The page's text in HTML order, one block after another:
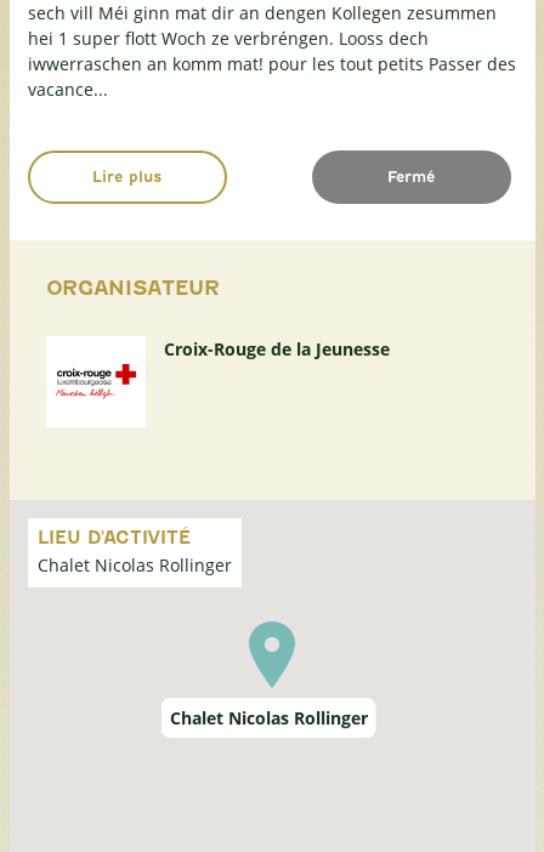
sech vill Méi ginn mat dir an dengen Kollegen zesummen
hei 1 super flott Woch ze verbréngen. Looss dech
iwwerraschen an komm mat! pour les tout petits Passer des
vacance...
Lire plus Fermé
ORGANISATEUR
Croix-Rouge de la Jeunesse
LIEU D'ACTIVITÉ
Chalet Nicolas Rollinger
Passer
carte
Chalet Nicolas Rollinger